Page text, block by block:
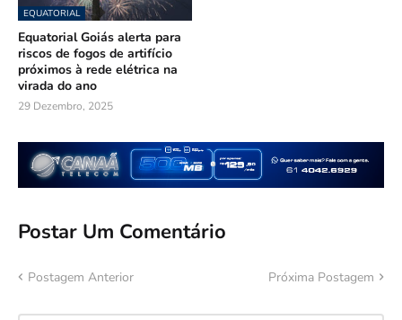
EQUATORIAL
Equatorial Goiás alerta para
riscos de fogos de artifício
próximos à rede elétrica na
virada do ano
29 Dezembro, 2025
Postar Um Comentário
Postagem Anterior Próxima Postagem